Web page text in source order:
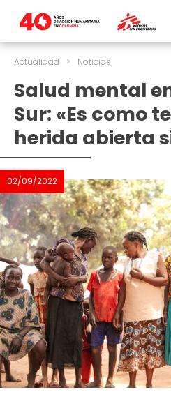
Actualidad > Noticias
Salud mental
Sur: «Es como
herida abierta
02/09/2022